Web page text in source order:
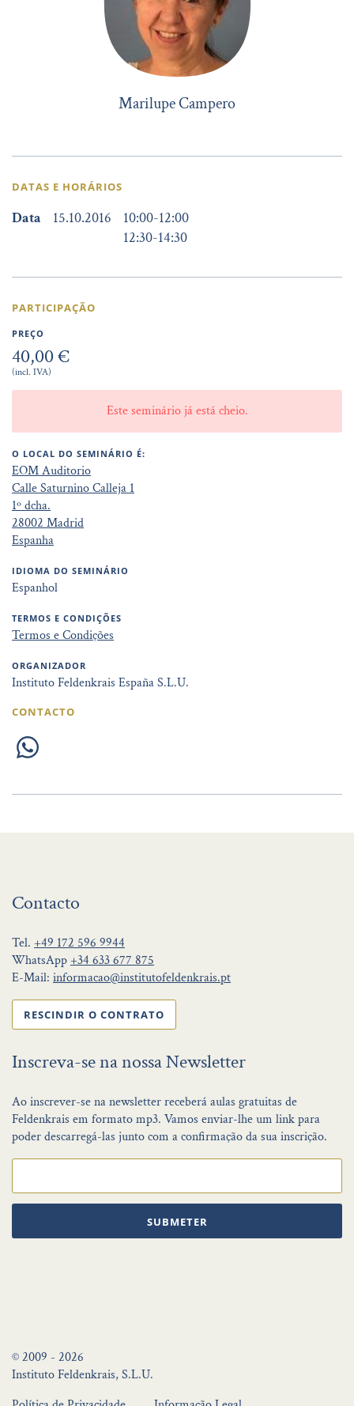
Marilupe Campero
DATAS E HORÁRIOS
Data 15.10.2016 10:00-12:00
12:30-14:30
PARTICIPAÇÃO
PREÇO
40,00 €
(incl. IVA)
Este seminário já está cheio.
O LOCAL DO SEMINÁRIO É:
EOM Auditorio
Calle Saturnino Calleja 1
1º dcha.
28002 Madrid
Espanha
IDIOMA DO SEMINÁRIO
Espanhol
TERMOS E CONDIÇÕES
Termos e Condições
ORGANIZADOR
Instituto Feldenkrais España S.L.U.
CONTACTO
Contacto
Tel. +49 172 596 9944
WhatsApp +34 633 677 875
E-Mail: informacao@institutofeldenkrais.pt
RESCINDIR O CONTRATO
Inscreva-se na nossa Newsletter
Ao inscrever-se na newsletter receberá aulas gratuitas de
Feldenkrais em formato mp3. Vamos enviar-lhe um link para
poder descarregá-las junto com a confirmação da sua inscrição.
SUBMETER
© 2009 - 2026
Instituto Feldenkrais, S.L.U.